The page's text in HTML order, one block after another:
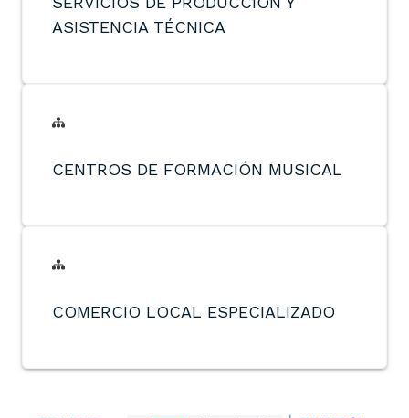
ASISTENCIA TÉCNICA
CENTROS DE FORMACIÓN MUSICAL
COMERCIO LOCAL ESPECIALIZADO